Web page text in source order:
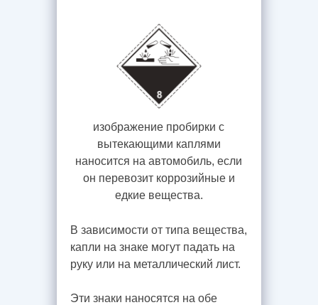
В зависимости от типа вещества,
капли на знаке могут падать на
руку или на металлический лист.
Эти знаки наносятся на обе
изображение пробирки с
вытекающими каплями
наносится на автомобиль, если
он перевозит коррозийные и
едкие вещества.